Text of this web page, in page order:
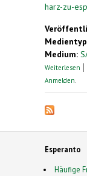
harz-zu-
Medium:
Weiterlesen
Anmelden
Esperanto
Häufige